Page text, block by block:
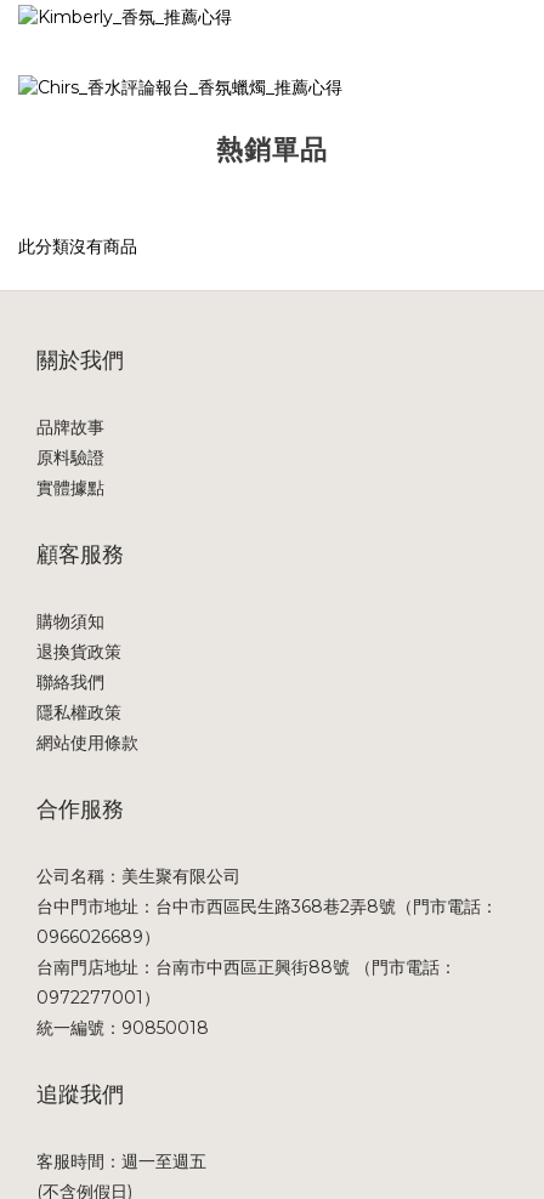
熱銷單品
此分類沒有商品
關於我們
品牌故事
原料驗證
實體據點
顧客服務
購物須知
退換貨政策
聯絡我們
隱私權政策
網站使用條款
合作服務
公司名稱：美生聚有限公司
台中門市地址：台中市西區民生路368巷2弄8號（門市電話：
0966026689）
台南門店地址：台南市中西區正興街88號 （門市電話：
0972277001）
統一編號：90850018
追蹤我們
客服時間：週一至週五
(不含例假日)